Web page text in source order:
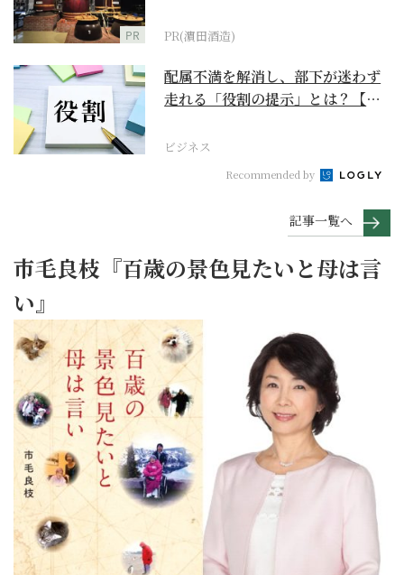
PR PR(濵田酒造)
配属不満を解消し、部下が迷わず
走れる「役割の提示」とは？【ビ
ビジネス
Recommended by
記事一覧へ
市毛良枝『百歳の景色見たいと母は言
い』